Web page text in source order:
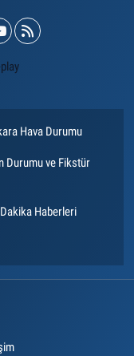
Hava Durumu
Durumu ve Fikstür
Haberleri